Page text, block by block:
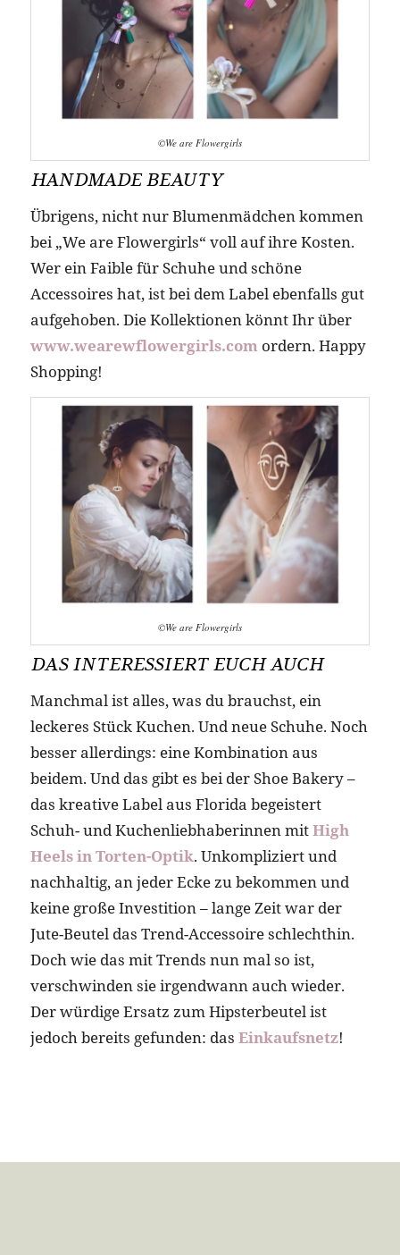
©We are Flowergirls
HANDMADE BEAUTY
Übrigens, nicht nur Blumenmädchen kommen
bei „We are Flowergirls“ voll auf ihre Kosten.
Wer ein Faible für Schuhe und schöne
Accessoires hat, ist bei dem Label ebenfalls gut
aufgehoben. Die Kollektionen könnt Ihr über
www.wearewflowergirls.comordern. Happy
Shopping!
©We are Flowergirls
DAS INTERESSIERT EUCH AUCH
Manchmal ist alles, was du brauchst, ein
leckeres Stück Kuchen. Und neue Schuhe. Noch
besser allerdings: eine Kombination aus
beidem. Und das gibt es bei der Shoe Bakery –
das kreative Label aus Florida begeistert
Schuh- und Kuchenliebhaberinnen mitHigh
Heels in Torten-Optik. Unkompliziert und
nachhaltig, an jeder Ecke zu bekommen und
keine große Investition – lange Zeit war der
Jute-Beutel das Trend-Accessoire schlechthin.
Doch wie das mit Trends nun mal so ist,
verschwinden sie irgendwann auch wieder.
Der würdige Ersatz zum Hipsterbeutel ist
jedoch bereits gefunden: das Einkaufsnetz!